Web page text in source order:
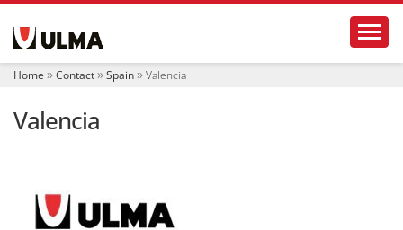
i
Home Contact Spain Valencia
Valencia